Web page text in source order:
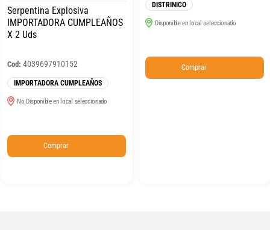
Serpentina Explosiva
IMPORTADORA CUMPLEAÑOS
X 2 Uds
Cod: 4039697910152
IMPORTADORA CUMPLEAÑOS
No Disponible en local seleccionado
Comprar
DISTRINICO
Disponible en local seleccionado
Comprar